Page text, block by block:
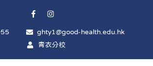
ghty1@good-health.edu.hk
青衣分校